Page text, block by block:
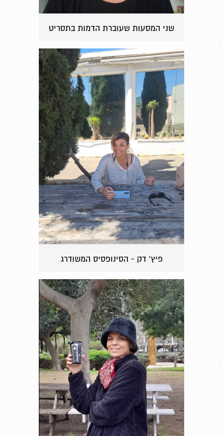
שני המסעות שעוברת הדמות בתסריט
פיץ' דק - הסינופסיס המשודרג